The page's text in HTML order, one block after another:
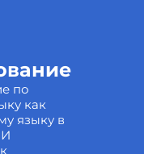
по
как
языку в